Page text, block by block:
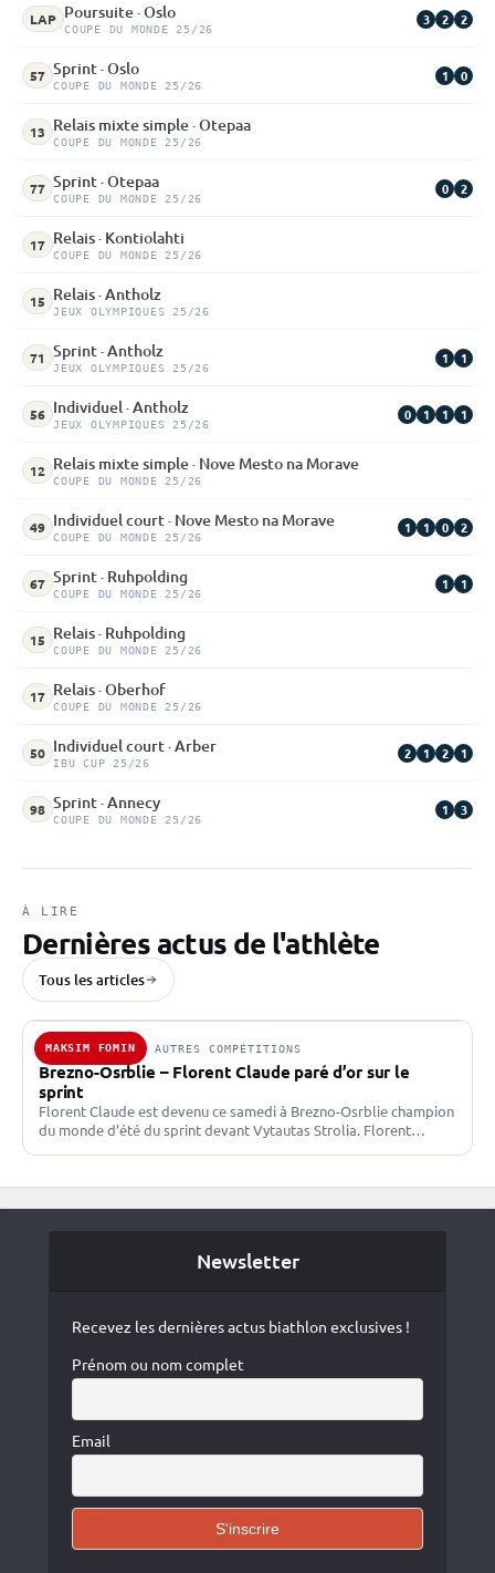
LAP Poursuite · Oslo
COUPE DU MONDE 25/26
3 2 2
57 Sprint · Oslo
COUPE DU MONDE 25/26
1 0
13 Relais mixte simple · Otepaa
COUPE DU MONDE 25/26
77 Sprint · Otepaa
COUPE DU MONDE 25/26
0 2
17 Relais · Kontiolahti
COUPE DU MONDE 25/26
15 Relais · Antholz
JEUX OLYMPIQUES 25/26
71 Sprint · Antholz
JEUX OLYMPIQUES 25/26
1 1
56 Individuel · Antholz
JEUX OLYMPIQUES 25/26
0 1 1 1
12 Relais mixte simple · Nove Mesto na Morave
COUPE DU MONDE 25/26
49 Individuel court · Nove Mesto na Morave
COUPE DU MONDE 25/26
1 1 0 2
67 Sprint · Ruhpolding
COUPE DU MONDE 25/26
1 1
15 Relais · Ruhpolding
COUPE DU MONDE 25/26
17 Relais · Oberhof
COUPE DU MONDE 25/26
50 Individuel court · Arber
IBU CUP 25/26
2 1 2 1
98 Sprint · Annecy
COUPE DU MONDE 25/26
1 3
À LIRE
Dernières actus de l'athlète
Tous les articles
MAKSIM FOMIN
26 AOÛT 2023 · AUTRES COMPÉTITIONS
Brezno-Osrblie – Florent Claude paré d’or sur le
sprint
Florent Claude est devenu ce samedi à Brezno-Osrblie champion
du monde d’été du sprint devant Vytautas Strolia. Florent
Newsletter
Recevez les dernières actus biathlon exclusives !
Prénom ou nom complet
Email